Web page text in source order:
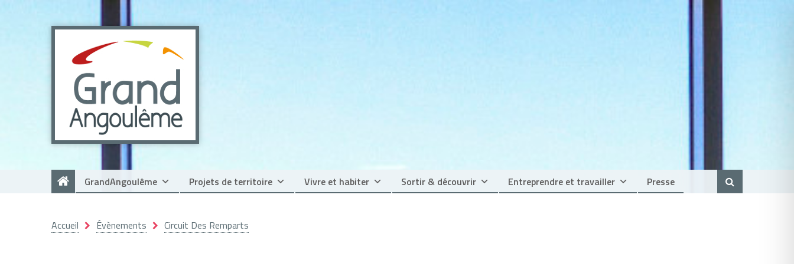
GrandAngoulême Projets de territoire Vivre et habiter Sortir & découvrir Entreprendre et travailler Presse
Accueil Évènements Circuit Des Remparts